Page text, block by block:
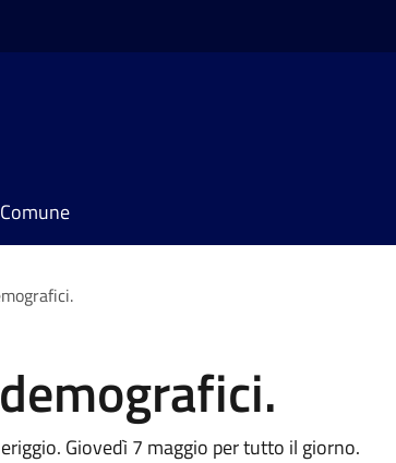
Giovedì 7 maggio per tutto il giorno.